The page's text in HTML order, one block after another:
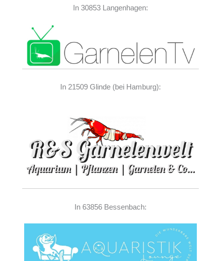
In 30853 Langenhagen:
In 21509 Glinde (bei Hamburg):
In 63856 Bessenbach: